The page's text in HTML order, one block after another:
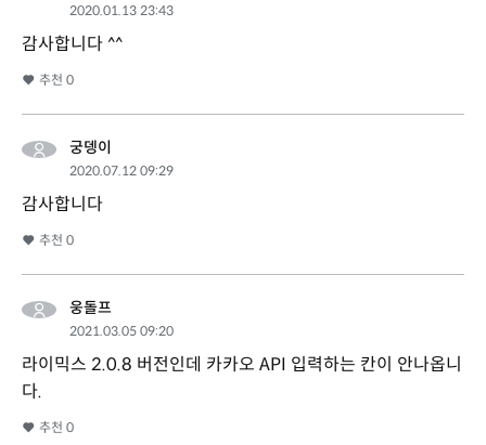
2020.01.13 23:43
감사합니다 ^^
추천 0
궁뎅이
2020.07.12 09:29
감사합니다
추천 0
웅돌프
2021.03.05 09:20
라이믹스 2.0.8 버전인데 카카오 API 입력하는 칸이 안나옵니
다.
추천 0